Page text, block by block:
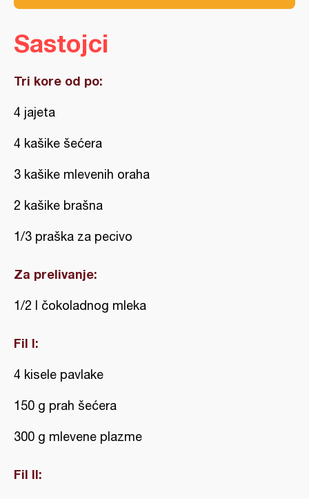
Sastojci
Tri kore od po:
4 jajeta
4 kašike šećera
3 kašike mlevenih oraha
2 kašike brašna
1/3 praška za pecivo
Za prelivanje:
1/2 l čokoladnog mleka
Fil I:
4 kisele pavlake
150 g prah šećera
300 g mlevene plazme
Fil II: